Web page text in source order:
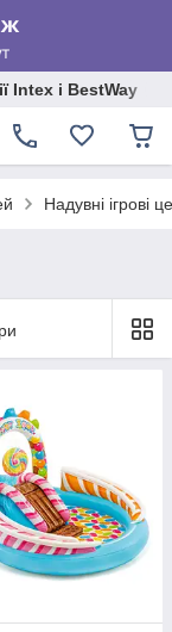
Intex і BestWay
Надувні ігрові